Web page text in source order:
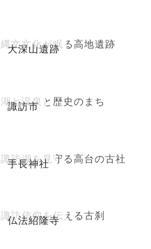
大深山遺跡
縄文文化が眠る高地遺跡
諏訪市
湖と温泉と歴史のまち
手長神社
諏訪湖を見守る高台の古社
仏法紹隆寺
諏訪信仰を伝える古刹